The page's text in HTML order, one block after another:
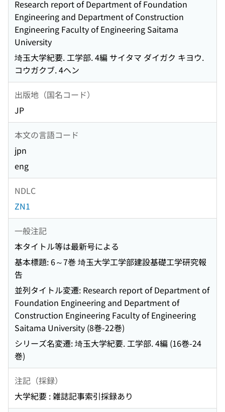
Research report of Department of Foundation
Engineering and Department of Construction
Engineering Faculty of Engineering Saitama
University
埼玉大学紀要. 工学部. 4編 サイタマ ダイガク キヨウ.
コウガクブ. 4ヘン
出版地（国名コード）
JP
本文の言語コード
jpn
eng
NDLC
ZN1
一般注記
本タイトル等は最新号による
基本標題: 6～7巻 埼玉大学工学部建設基礎工学研究報
告
並列タイトル変遷: Research report of Department of
Foundation Engineering and Department of
Construction Engineering Faculty of Engineering
Saitama University (8巻-22巻)
シリーズ名変遷: 埼玉大学紀要. 工学部. 4編 (16巻-24
巻)
注記（採録）
大学紀要 : 雑誌記事索引採録あり